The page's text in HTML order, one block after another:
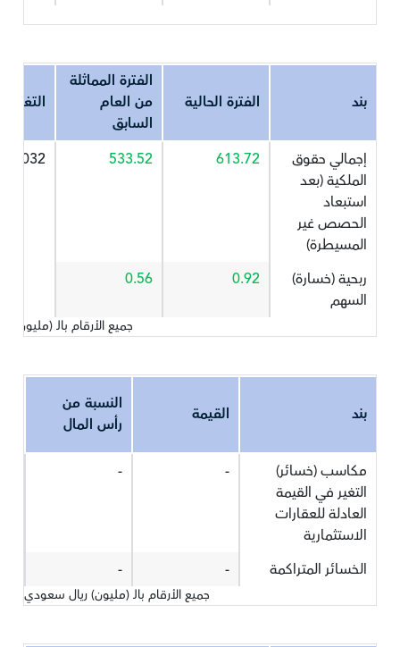
بند الفترة الحالية
الفترة المماثلة
من العام
السابق
التغير%
إجمالي حقوق
الملكية (بعد
استبعاد
الحصص غير
المسيطرة)
613.72
533.52
15.032
ربحية (خسارة)
السهم
0.92
0.56
جميع الأرقام بالـ
بند القيمة
النسبة من
رأس المال
مكاسب (خسائر)
التغير في القيمة
العادلة للعقارات
الاستثمارية
-
-
الخسائر المتراكمة -
-
جميع الأرقام بالـ (مليون) ريال سعودي